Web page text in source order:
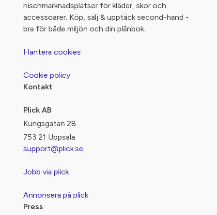
nischmarknadsplatser för kläder, skor och
accessoarer. Köp, sälj & upptäck second-hand -
bra för både miljön och din plånbok.
Hantera cookies
Cookie policy
Kontakt
Plick AB
Kungsgatan 28
753 21 Uppsala
support@plick.se
Jobb via plick
Annonsera på plick
Press